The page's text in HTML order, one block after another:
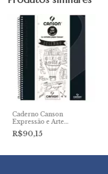
Caderno Canson
Expressão e Arte
Scketchbook 140g c/40
Folhas
R$90,15